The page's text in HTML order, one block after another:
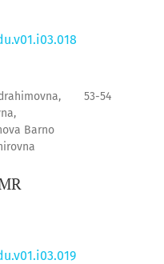
Barno
53-54